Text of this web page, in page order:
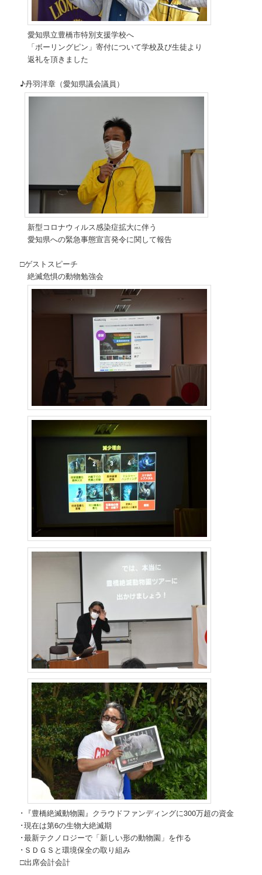
愛知県立豊橋市特別支援学校へ
「ボーリングピン」寄付について学校及び生徒より
返礼を頂きました
♪丹羽洋章（愛知県議会議員）
新型コロナウィルス感染症拡大に伴う
愛知県への緊急事態宣言発令に関して報告
□ゲストスピーチ
絶滅危惧の動物勉強会
･『豊橋絶滅動物園』クラウドファンディングに300万超の資金
･現在は第6の生物大絶滅期
･最新テクノロジーで「新しい形の動物園」を作る
･ＳＤＧＳと環境保全の取り組み
□出席会計会計